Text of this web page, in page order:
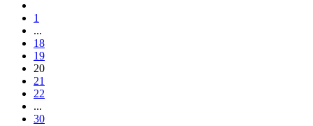
1
...
18
19
20
21
22
...
30